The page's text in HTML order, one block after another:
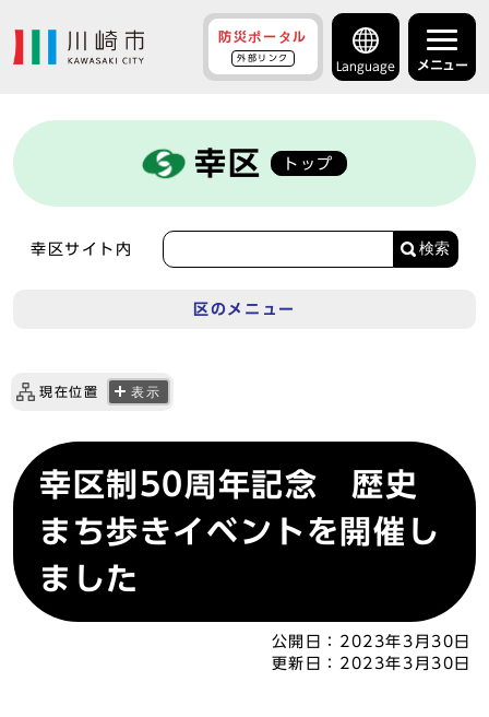
防災ポータル
外部リンク
Language メニュー
幸区 トップ
幸区サイト内 検索
区のメニュー
現在位置 表示
幸区制50周年記念 歴史
まち歩きイベントを開催し
ました
公開日： 2023年3月30日
更新日： 2023年3月30日